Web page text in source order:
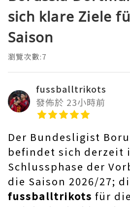
sich klare Ziele
Saison
瀏覽次數:7
fussballtrikots
發佈於 23小時前
Der Bundesligist
befindet sich derzeit
Schlussphase der
die Saison 2026/27;
fussballtrikots für